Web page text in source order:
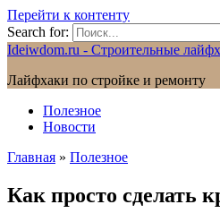
Перейти к контенту
Search for:
Ideiwdom.ru - Строительные
Лайфхаки по стройке и ремонту
Полезное
Новости
Главная » Полезное
Как просто сделать